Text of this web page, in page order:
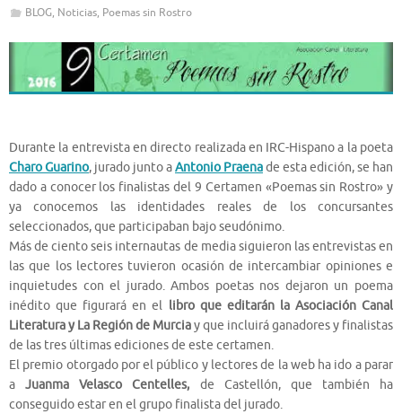
BLOG, Noticias, Poemas sin Rostro
Durante la entrevista en directo realizada en IRC-Hispano a la poeta
Charo Guarino, jurado junto aAntonio Praenade esta edición, se han
dado a conocer los finalistas del 9 Certamen «Poemas sin Rostro» y
ya conocemos las identidades reales de los concursantes
seleccionados, que participaban bajo seudónimo.
Más de ciento seis internautas de media siguieron las entrevistas en
las que los lectores tuvieron ocasión de intercambiar opiniones e
inquietudes con el jurado. Ambos poetas nos dejaron un poema
inédito que figurará en el libro que editarán la Asociación Canal
Literatura y La Región de Murciay que incluirá ganadores y finalistas
de las tres últimas ediciones de este certamen.
El premio otorgado por el público y lectores de la web ha ido a parar
aJuanma Velasco Centelles, de Castellón, que también ha
conseguido estar en el grupo finalista del jurado.